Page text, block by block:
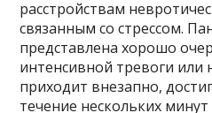
расстройствам
связанным со стрессом.
представлена хорошо
интенсивной тревоги или
приходит внезапно,
течение нескольких